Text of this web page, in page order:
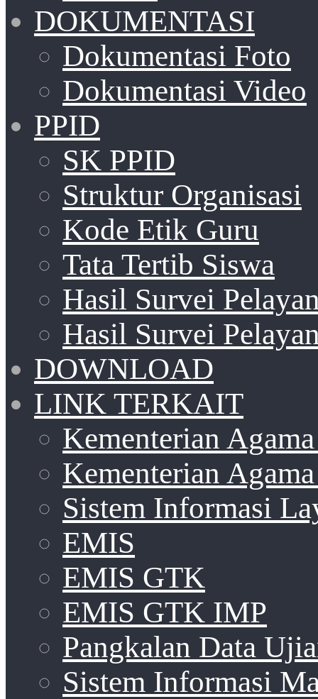
DOKUMENTASI
Dokumentasi Foto
Dokumentasi Video
PPID
SK PPID
Struktur Organisasi
Kode Etik Guru
Tata Tertib Siswa
Hasil Survei
Hasil Survei
DOWNLOAD
LINK TERKAIT
Kementerian
Kementerian
Sistem Informasi
EMIS
EMIS GTK
EMIS GTK IMP
Pangkalan Data
Sistem Informasi